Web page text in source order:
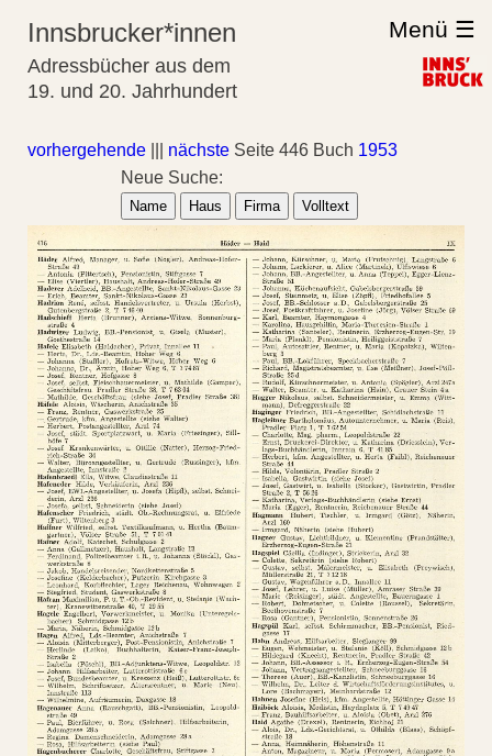
Innsbrucker*innen
Adressbücher aus dem
19. und 20. Jahrhundert
Menü ☰
vorhergehende nächste Seite 446 Buch 1953
Neue Suche:
Name Haus Firma Volltext